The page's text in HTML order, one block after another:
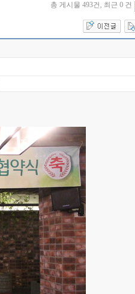
총 게시물 493건, 최근 0 건